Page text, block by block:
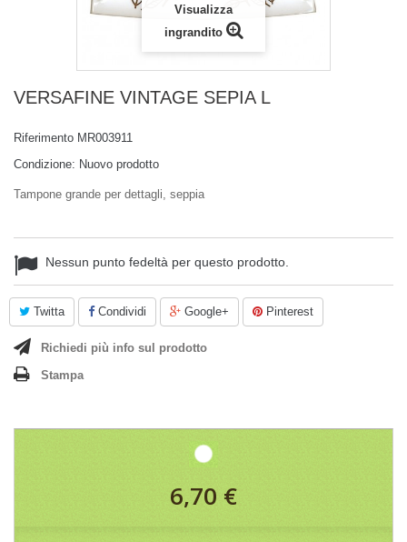
Visualizza
ingrandito
VERSAFINE VINTAGE SEPIA L
Riferimento MR003911
Condizione: Nuovo prodotto
Tampone grande per dettagli, seppia
Nessun punto fedeltà per questo prodotto.
Twitta Condividi Google+ Pinterest
Richiedi più info sul prodotto
Stampa
6,70 €